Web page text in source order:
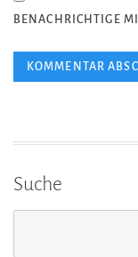
BENACHRICHTIGE
Suche